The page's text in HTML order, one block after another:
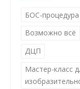
БОС-процедура
Возможно всё
ДЦП
Мастер-класс